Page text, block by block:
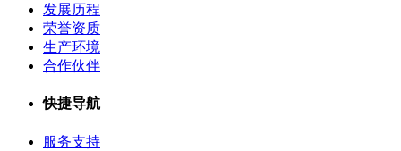
发展历程
荣誉资质
生产环境
合作伙伴
快捷导航
服务支持